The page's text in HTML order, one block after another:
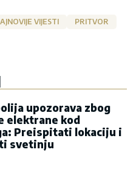
VIJESTI
PRITVOR
upozorava zbog
elektrane kod
Preispitati lokaciju i
svetinju